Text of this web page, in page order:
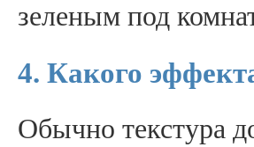
зеленым под
4. Какого
Обычно текстура